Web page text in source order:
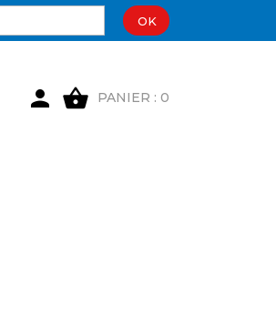
OK
 shopping_basket PANIER : 0